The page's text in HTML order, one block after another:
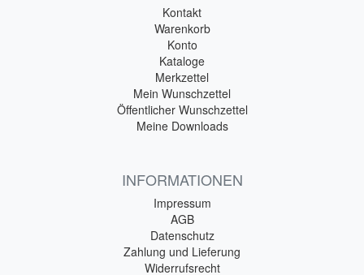
Kontakt
Warenkorb
Konto
Kataloge
Merkzettel
Mein Wunschzettel
Öffentlicher Wunschzettel
Meine Downloads
INFORMATIONEN
Impressum
AGB
Datenschutz
Zahlung und Lieferung
Widerrufsrecht